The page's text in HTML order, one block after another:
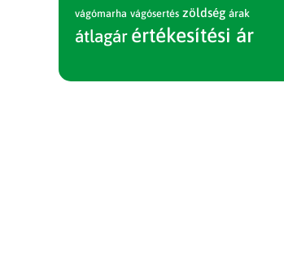
vágómarha vágósertés zöldség árak
átlagár értékesítési ár